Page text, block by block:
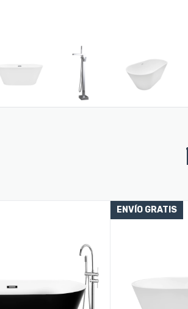
ENVÍO GRATIS